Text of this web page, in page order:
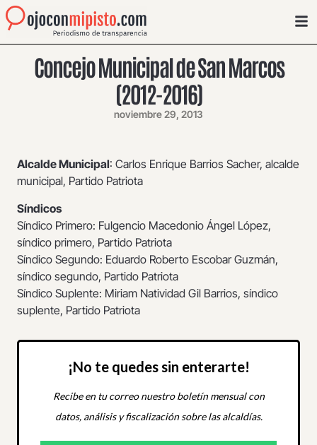
Concejo Municipal de San Marcos
(2012-2016)
noviembre 29, 2013
Alcalde Municipal: Carlos Enrique Barrios Sacher, alcalde
municipal, Partido Patriota
Síndicos
Síndico Primero: Fulgencio Macedonio Ángel López,
síndico primero, Partido Patriota
Síndico Segundo: Eduardo Roberto Escobar Guzmán,
síndico segundo, Partido Patriota
Síndico Suplente: Miriam Natividad Gil Barrios, síndico
suplente, Partido Patriota
¡No te quedes sin enterarte!
Recibe en tu correo nuestro boletín mensual con
datos, análisis y fiscalización sobre las alcaldías.